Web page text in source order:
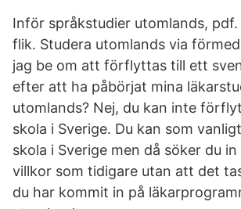
Inför språkstudier utomlands,
flik. Studera utomlands via
jag be om att förflyttas till ett
efter att ha påbörjat mina
utomlands? Nej, du kan inte
skola i Sverige. Du kan som
skola i Sverige men då söker du in
villkor som tidigare utan att det
du har kommit in på